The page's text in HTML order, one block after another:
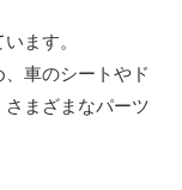
ます。
車のシートやド
まざまなパーツ